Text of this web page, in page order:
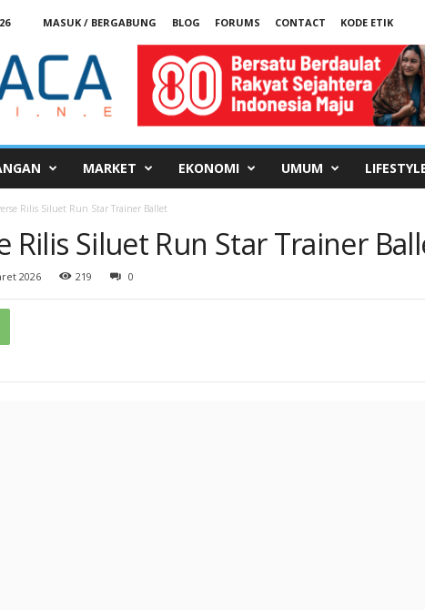
MASUK / BERGABUNG BLOG FORUMS CONTACT
KODE ETIK
MARKET EKONOMI UMUM
Rilis Siluet Run Star Trainer Ballet
Rilis Siluet Run Star Trainer
2026 219 0